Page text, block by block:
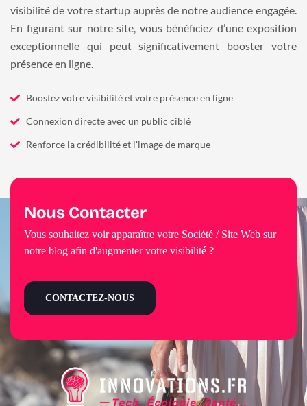
visibilité de votre startup auprès de notre audience engagée.
En figurant sur notre site, vous bénéficiez d’une exposition
exceptionnelle qui peut significativement booster votre
présence en ligne.
Boostez votre visibilité et votre présence en ligne
Connexion directe avec un public ciblé
Renforce la crédibilité et l'image de marque
Nous Contacter
Vous souhaitez voir apparaître votre Société / Site Web sur
notre blog afin d'augmenter votre visibilité ?
CONTACTEZ-NOUS